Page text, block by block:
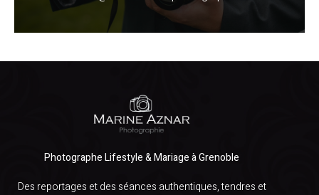
Photographe Lifestyle & Mariage à Grenoble
Des reportages et des séances authentiques, tendres et